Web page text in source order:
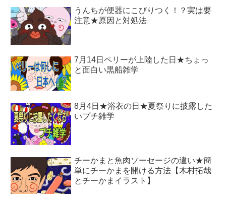
うんちが便器にこびりつく！？実は要
注意★原因と対処法
7月14日ペリーが上陸した日★ちょっ
と面白い黒船雑学
8月4日★浴衣の日★夏祭りに披露した
いプチ雑学
チーかまと魚肉ソーセージの違い★簡
単にチーかまを開ける方法【木村拓哉
とチーかまイラスト】